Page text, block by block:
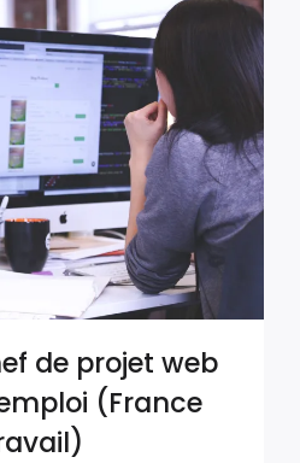
de projet web
(France